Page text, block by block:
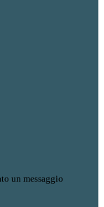
un messaggio